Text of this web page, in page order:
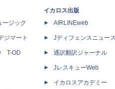
ージック
ジマート
T-OD
イカロス出版
AIRLINEweb
Jディフェンスニュー
通訳翻訳ジャーナル
JレスキューWeb
イカロスアカデミー